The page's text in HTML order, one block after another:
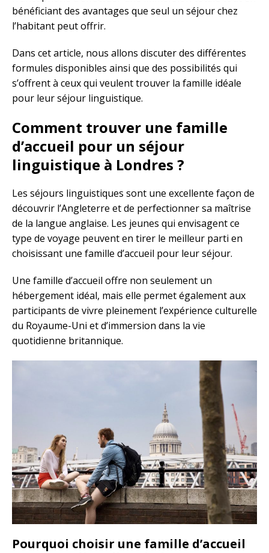
bénéficiant des avantages que seul un séjour chez
l’habitant peut offrir.
Dans cet article, nous allons discuter des différentes
formules disponibles ainsi que des possibilités qui
s’offrent à ceux qui veulent trouver la famille idéale
pour leur séjour linguistique.
Comment trouver une famille
d’accueil pour un séjour
linguistique à Londres ?
Les séjours linguistiques sont une excellente façon de
découvrir l’Angleterre et de perfectionner sa maîtrise
de la langue anglaise. Les jeunes qui envisagent ce
type de voyage peuvent en tirer le meilleur parti en
choisissant une famille d’accueil pour leur séjour.
Une famille d’accueil offre non seulement un
hébergement idéal, mais elle permet également aux
participants de vivre pleinement l’expérience culturelle
du Royaume-Uni et d’immersion dans la vie
quotidienne britannique.
Pourquoi choisir une famille d’accueil